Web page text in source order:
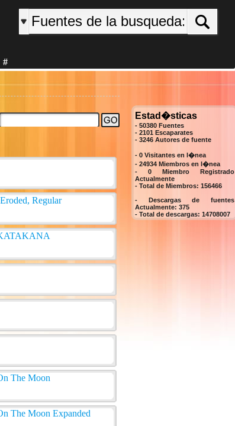
#
Estad�sticas
- 50380 Fuentes
- 2101 Escaparates
- 3246 Autores de fuente
- 0 Visitantes en l�nea
- 24934 Miembros en l�nea
- 0 Miembro Registrado
Actualmente
- Total de Miembros: 156466
- Descargas de fuentes
Actualmente: 375
- Total de descargas: 14708007